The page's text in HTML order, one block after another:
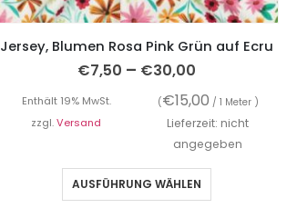
Jersey, Blumen Rosa Pink Grün auf Ecru
€7,50 – €30,00
Enthält 19% MwSt. (€15,00 / 1 Meter )
zzgl.Versand
Lieferzeit: nicht
angegeben
AUSFÜHRUNG WÄHLEN